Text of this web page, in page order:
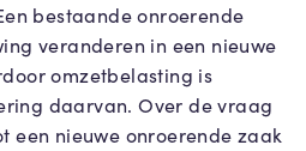
bestaande onroerende
veranderen in een nieuwe
omzetbelasting is
daarvan. Over de vraag
een nieuwe onroerende zaak